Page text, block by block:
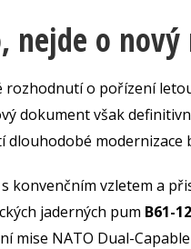
nejde o nový
o pořízení
dokument však
modernizace
konvenčním vzletem a
jaderných pum B61-12
mise NATO Dual-